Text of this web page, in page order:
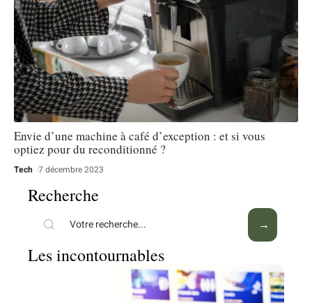
Envie d’une machine à café d’exception : et si vous
optiez pour du reconditionné ?
Tech 7 décembre 2023
Recherche
Les incontournables